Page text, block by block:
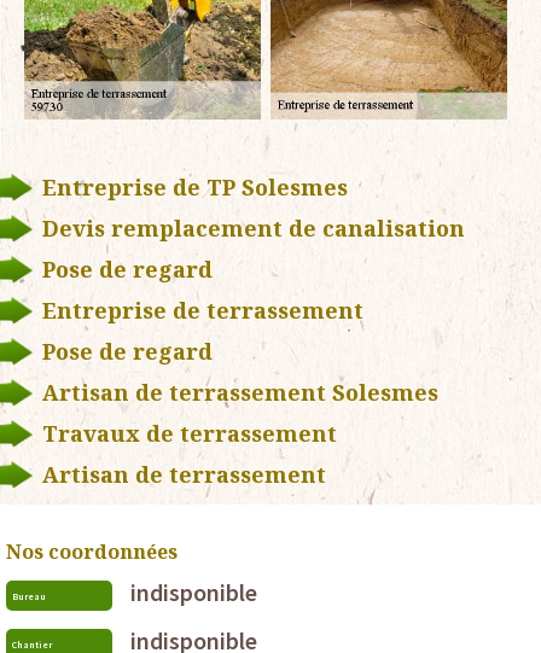
Entreprise de TP Solesmes
Devis remplacement de canalisation
Pose de regard
Entreprise de terrassement
Pose de regard
Artisan de terrassement Solesmes
Travaux de terrassement
Artisan de terrassement
Nos coordonnées
Bureau indisponible
Chantier indisponible